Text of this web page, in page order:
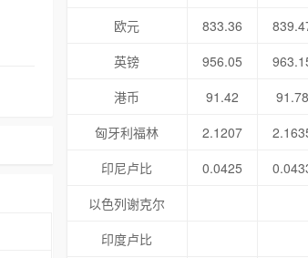
欧元
833.36
英镑
956.05
港币
91.42 91.78
匈牙利福林
2.1207
印尼卢比
0.0425
以色列谢克尔
印度卢比